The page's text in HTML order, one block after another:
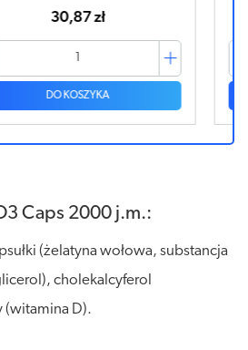
30,87 zł
DO KOSZYKA
Caps 2000 j.m.:
(żelatyna wołowa, substancja
cholekalcyferol
(witamina D).